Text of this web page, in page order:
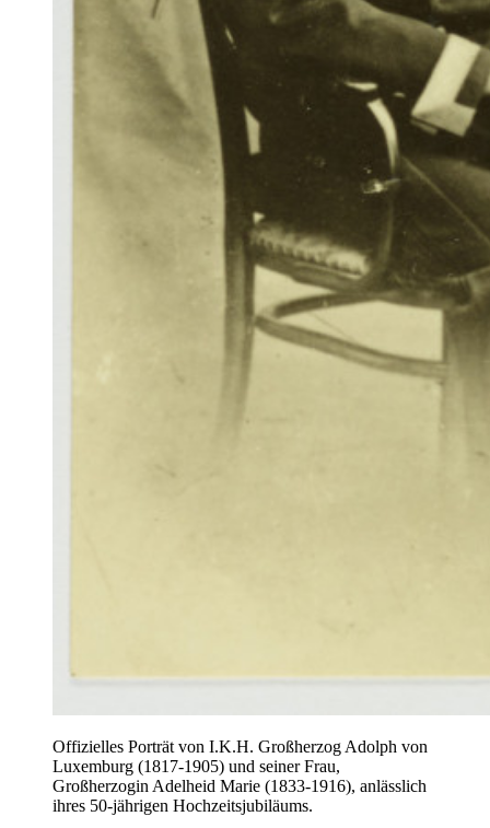
Offizielles Porträt von I.K.H. Großherzog Adolph von
Luxemburg (1817-1905) und seiner Frau,
Großherzogin Adelheid Marie (1833-1916), anlässlich
ihres 50-jährigen Hochzeitsjubiläums.